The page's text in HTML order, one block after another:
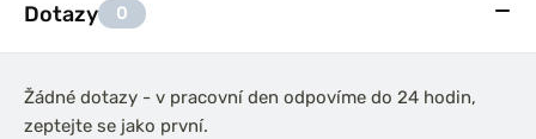
Dotazy 0
Žádné dotazy - v pracovní den odpovíme do 24 hodin,
zeptejte se jako první.